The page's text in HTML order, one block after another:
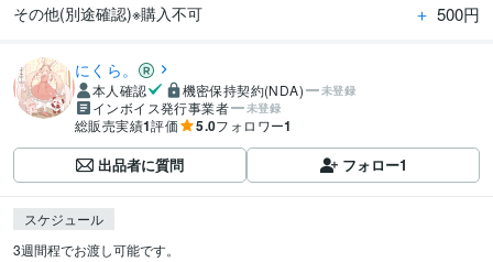
その他(別途確認)※購入不可 ＋ 500円
にくら。
本人確認 機密保持契約(NDA) 未登録
インボイス発行事業者 未登録
総販売実績1評価 5.0フォロワー1
出品者に質問 フォロー1
スケジュール
3週間程でお渡し可能です。